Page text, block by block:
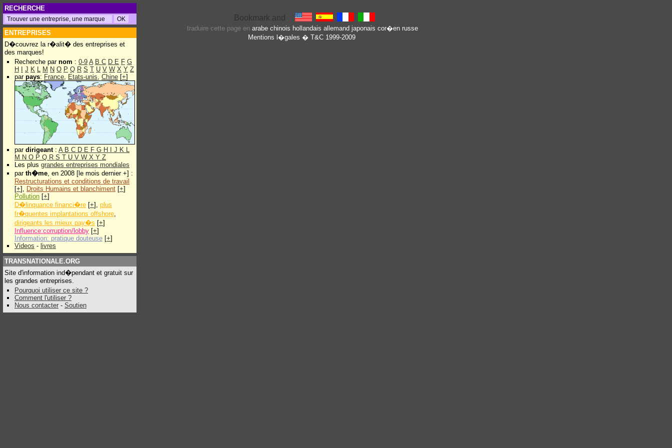
RECHERCHE
ENTREPRISES
D�couvrez la r�alit� des entreprises et
des marques!
Recherche par nom : 0-9 A B C D E F G
H
J K L M N O P Q R S T U V W X Y Z
par pays: France, Etats-unis, Chine [+]
par dirigeant: A B C D E F G H J K L
M N O P Q R S T U V W X Y Z
Les plus grandes entreprises mondiales
par th�me, en 2008 [le mois dernier +] :
Restructurations et conditions de travail
[+], Droits Humains et blanchiment [+]
Pollution [+]
D�linquance financi�re [+], plus
fr�quentes implantations offshore,
dirigeants les mieux pay�s [+]
Influence:corruption/lobby [+]
Information: pratique douteuse [+]
Videos - livres
TRANSNATIONALE.ORG
Site d'information ind�pendant et gratuit sur
les grandes entreprises.
Pourquoi utiliser ce site ?
Comment l'utiliser ?
Nous contacter - Soutien
traduire cette page en arabe chinois hollandais allemand japonais cor�en russe
Mentions l�gales � T&C 1999-2009